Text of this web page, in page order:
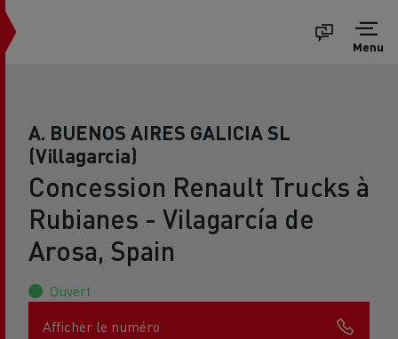
Menu
A. BUENOS AIRES GALICIA SL
(Villagarcia)
Concession Renault Trucks à
Rubianes - Vilagarcía de
Arosa, Spain
Ouvert
Afficher le numéro